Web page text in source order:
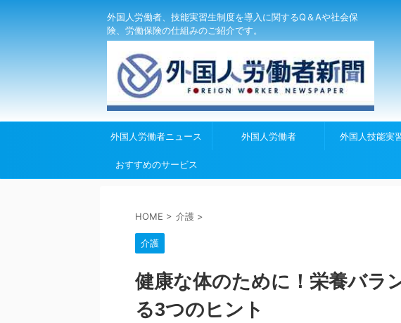
外国人労働者、技能実習生制度を導入に関するQ＆Aや社会保
険、労働保険の仕組みのご紹介です。
外国人労働者ニュース 外国人労働者 外国人技能実
おすすめのサービス
HOME > 介護 >
介護
健康な体のために！栄養バラ
る3つのヒント